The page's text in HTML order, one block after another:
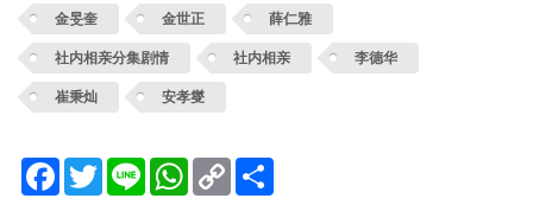
金旻奎 金世正 薛仁雅
社内相亲分集剧情 社内相亲 李德华
崔秉灿 安孝燮
Facebook
TwitterLine WhatsApp
Copy
Link